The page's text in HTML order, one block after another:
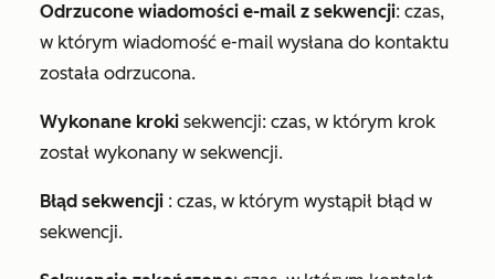
Odrzucone wiadomości e-mail z sekwencji: czas,
w którym wiadomość e-mail wysłana do kontaktu
została odrzucona.
Wykonane kroki sekwencji: czas, w którym krok
został wykonany w sekwencji.
Błąd sekwencji : czas, w którym wystąpił błąd w
sekwencji.